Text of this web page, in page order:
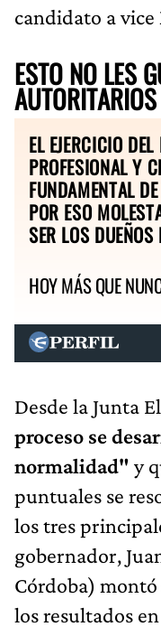
candidato a vice
ESTO NO LES
AUTORITARIOS
EL EJERCICIO
PROFESIONAL Y
FUNDAMENTAL
POR ESO
SER LOS
HOY MÁS QUE
Desde la Junta
proceso se
normalidad" y
puntuales se
los tres
gobernador,
Córdoba)
los resultados